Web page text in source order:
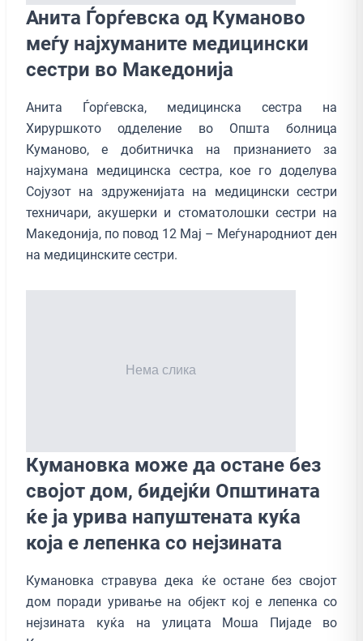
Анита Ѓорѓевска од Куманово
меѓу најхуманите медицински
сестри во Македонија
Анита Ѓорѓевска, медицинска сестра на
Хируршкото одделение во Општа болница
Куманово, е добитничка на признанието за
најхумана медицинска сестра, кое го доделува
Сојузот на здруженијата на медицински сестри
техничари, акушерки и стоматолошки сестри на
Македонија, по повод 12 Мај – Меѓународниот ден
на медицинските сестри.
Кумановка може да остане без
својот дом, бидејќи Општината
ќе ја урива напуштената куќа
која е лепенка со нејзината
Кумановка стравува дека ќе остане без својот
дом поради уривање на објект кој е лепенка со
нејзината куќа на улицата Моша Пијаде во